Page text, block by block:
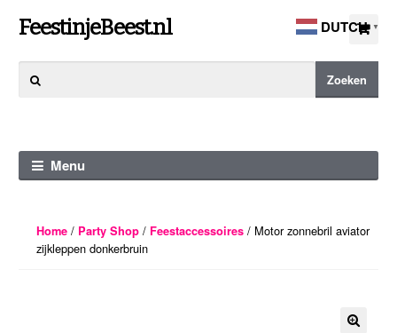
Ga
naar
navigatie
Ga
naar
de
FeestinjeBeest.nl
naar:
Zoeken
Menu
Home/ Party Shop/ Feestaccessoires/ Motor zonnebril aviator
zijkleppen donkerbruin
DUTCH ▼